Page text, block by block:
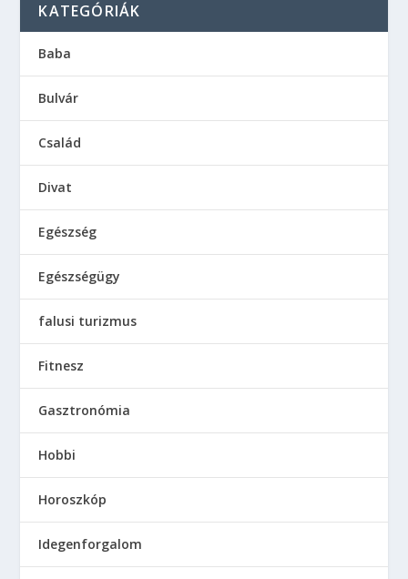
KATEGÓRIÁK
Baba
Bulvár
Család
Divat
Egészség
Egészségügy
falusi turizmus
Fitnesz
Gasztronómia
Hobbi
Horoszkóp
Idegenforgalom